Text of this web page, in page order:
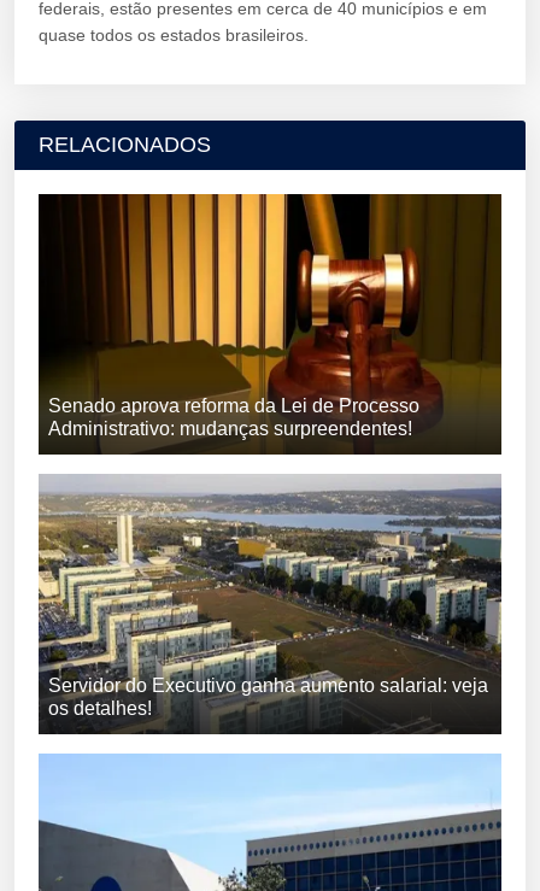
federais, estão presentes em cerca de 40 municípios e em
quase todos os estados brasileiros.
RELACIONADOS
Senado aprova reforma da Lei de Processo
Administrativo: mudanças surpreendentes!
Servidor do Executivo ganha aumento salarial: veja
os detalhes!